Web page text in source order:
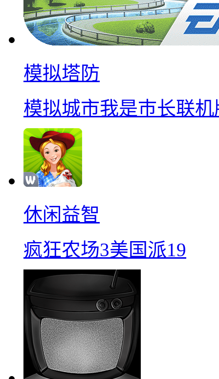
模拟塔防
模拟城市我是巿长联机
休闲益智
疯狂农场3美国派19